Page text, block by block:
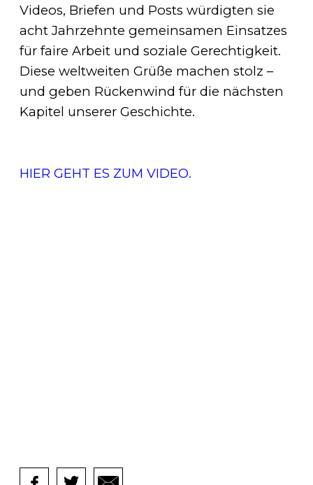
Videos, Briefen und Posts würdigten sie
acht Jahrzehnte gemeinsamen Einsatzes
für faire Arbeit und soziale Gerechtigkeit.
Diese weltweiten Grüße machen stolz –
und geben Rückenwind für die nächsten
Kapitel unserer Geschichte.
HIER GEHT ES ZUM VIDEO.